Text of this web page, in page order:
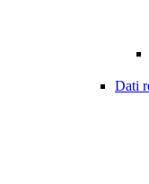
Dati